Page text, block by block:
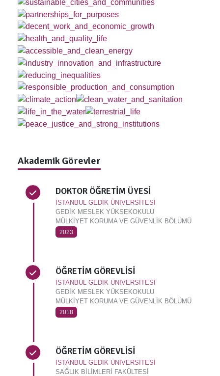
Akademik Görevler
DOKTOR ÖĞRETİM ÜYESİ
İSTANBUL GEDİK ÜNİVERSİTESİ
GEDİK MESLEK YÜKSEKOKULU
MÜLKİYET KORUMA VE GÜVENLİK BÖLÜMÜ
2023
ÖĞRETİM GÖREVLİSİ
İSTANBUL GEDİK ÜNİVERSİTESİ
GEDİK MESLEK YÜKSEKOKULU
MÜLKİYET KORUMA VE GÜVENLİK BÖLÜMÜ
2018
ÖĞRETİM GÖREVLİSİ
İSTANBUL GEDİK ÜNİVERSİTESİ
SAĞLIK BİLİMLERİ FAKÜLTESİ